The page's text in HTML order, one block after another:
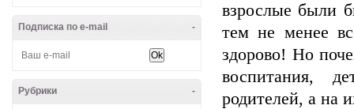
-
Подписка по e-mail
-
Рубрики
взрослые были
тем не менее
здорово! Но
воспитания,
родителей, а на